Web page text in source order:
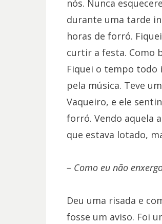
nós. Nunca
durante uma tarde
horas de forró.
curtir a festa. Como
Fiquei o tempo todo
pela música. Teve
Vaqueiro, e ele
forró. Vendo aquela
que estava lotado,
– Como eu não
Deu uma risada e
fosse um aviso. Foi